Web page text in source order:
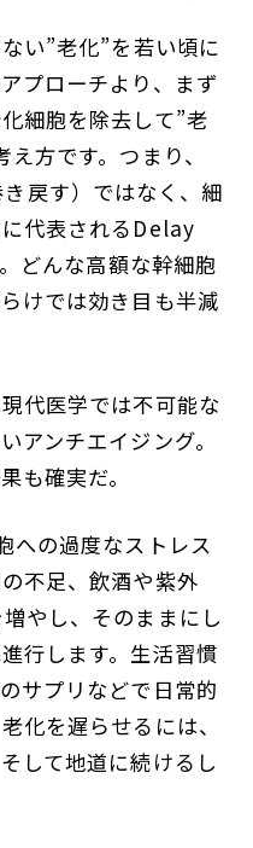
い”老化”を若い頃に
プローチより、まず
細胞を除去して”老
方です。つまり、
戻す）ではなく、細
代表されるDelay
どんな高額な幹細胞
けでは効き目も半減
代医学では不可能な
アンチエイジング。
も確実だ。
への過度なストレス
不足、飲酒や紫外
やし、そのままにし
行します。生活習慣
サプリなどで日常的
化を遅らせるには、
して地道に続けるし